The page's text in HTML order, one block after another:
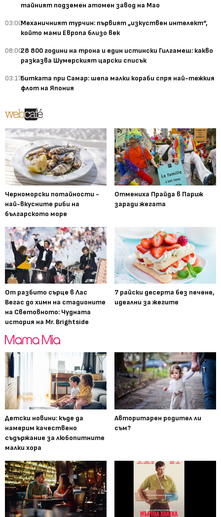
тайният подземен атомен завод на Мао
03:00Механичният турчин: първият „изкуствен интелект“,
който мами Европа близо век
08:0028 800 години на трона и един истински Гилгамеш: какво
разказва Шумерският царски списък
03:17Битката при Самар: шепа малки кораби спря най-тежкия
флот на Япония
Черноморски потайности -
най-вкусните риби на
българското море
Отмениха Прайда в Париж
заради жегата
От разбито сърце в Лас
Вегас до химн на стадионите
на Световното: Чудната
история на Mr. Brightside
7 райски десерта без печене,
идеални за жегите
Детски новини: къде да
намерим качествено
съдържание за любопитните
малки хора
Авторитарен родител ли
съм?